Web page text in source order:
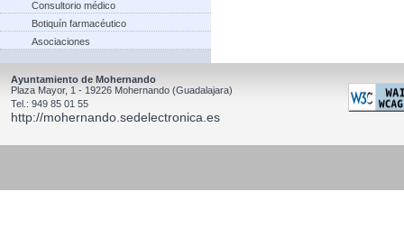
Consultorio médico
Botiquín farmacéutico
Asociaciones
Ayuntamiento de Mohernando
Plaza Mayor, 1 - 19226 Mohernando (Guadalajara)
Tel.: 949 85 01 55
http://mohernando.sedelectronica.es